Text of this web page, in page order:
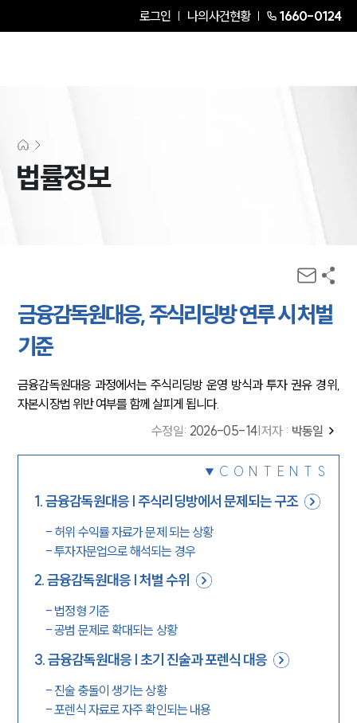
로그인 나의사건현황 1660-0124
법률정보
금융감독원대응, 주식리딩방 연루 시 처벌
기준
금융감독원대응 과정에서는 주식리딩방 운영 방식과 투자 권유 경위,
자본시장법 위반 여부를 함께 살피게 됩니다.
수정일: 2026-05-14 저자 : 박동일
CONTENTS
1.금융감독원대응 | 주식리딩방에서 문제되는 구조
- 허위 수익률 자료가 문제 되는 상황
-투자자문업으로 해석되는 경우
2.금융감독원대응 | 처벌 수위
- 법정형 기준
-공범 문제로 확대되는 상황
3.금융감독원대응 | 초기 진술과 포렌식 대응
- 진술 충돌이 생기는 상황
-포렌식 자료로 자주 확인되는 내용